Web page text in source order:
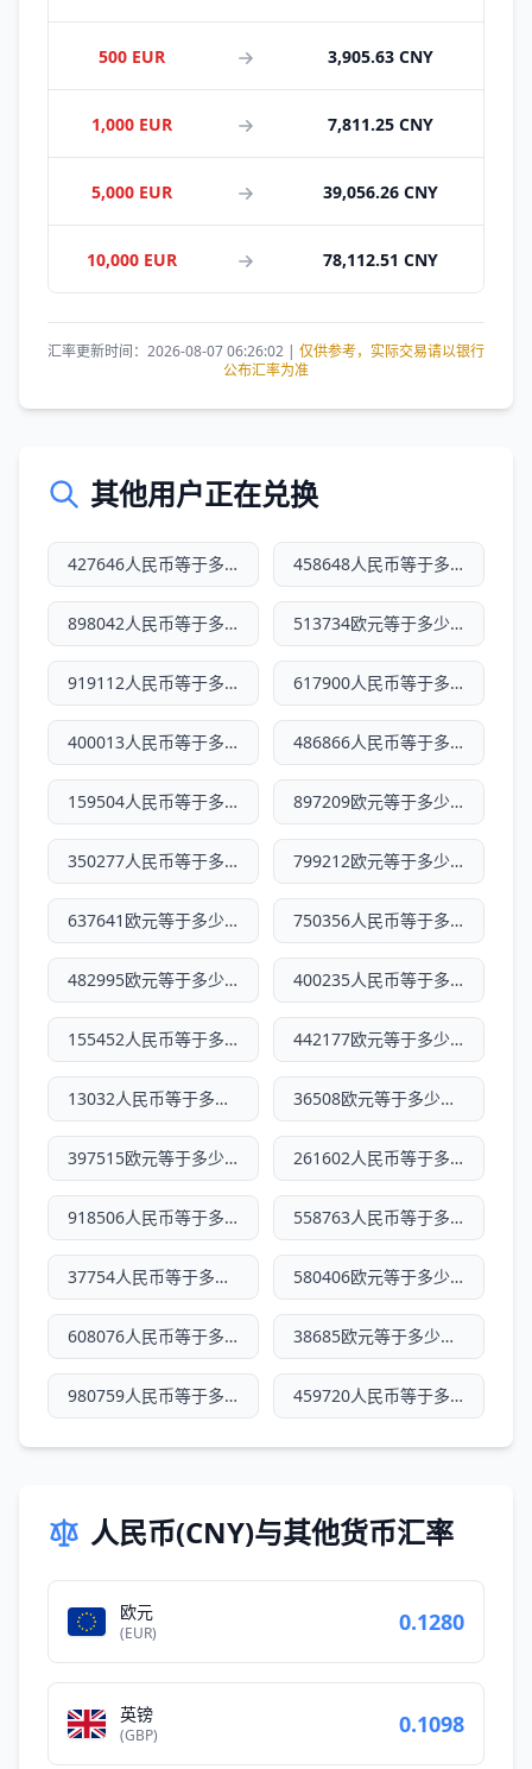
500 EUR 3,905.63 CNY
1,000 EUR 7,811.25 CNY
5,000 EUR 39,056.26 CNY
10,000 EUR 78,112.51 CNY
汇率更新时间：2026-08-07 06:26:02 | 仅供参考，实际交易请以银行
公布汇率为准
其他用户正在兑换
427646人民币等于多少欧元 458648人民币等于多少欧元
898042人民币等于多少欧元 513734欧元等于多少人民币
919112人民币等于多少欧元 617900人民币等于多少欧元
400013人民币等于多少欧元 486866人民币等于多少欧元
159504人民币等于多少欧元 897209欧元等于多少人民币
350277人民币等于多少欧元 799212欧元等于多少人民币
637641欧元等于多少人民币 750356人民币等于多少欧元
482995欧元等于多少人民币 400235人民币等于多少欧元
155452人民币等于多少欧元 442177欧元等于多少人民币
13032人民币等于多少欧元 36508欧元等于多少人民币
397515欧元等于多少人民币 261602人民币等于多少欧元
918506人民币等于多少欧元 558763人民币等于多少欧元
37754人民币等于多少欧元 580406欧元等于多少人民币
608076人民币等于多少欧元 38685欧元等于多少人民币
980759人民币等于多少欧元 459720人民币等于多少欧元
人民币(CNY)与其他货币汇率
欧元
(EUR) 0.1280
英镑
(GBP) 0.1098